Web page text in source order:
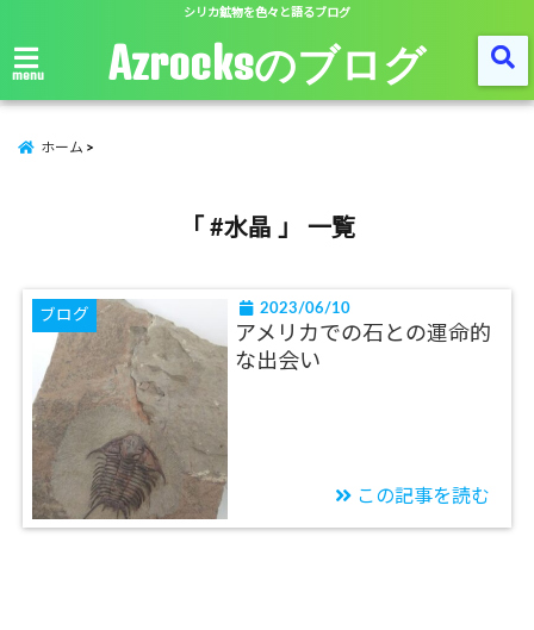
シリカ鉱物を色々と語るブログ
menu Azrocksのブログ
ホーム
「 #水晶 」 一覧
ブログ 2023/06/10
アメリカでの石との運命的
な出会い
この記事を読む